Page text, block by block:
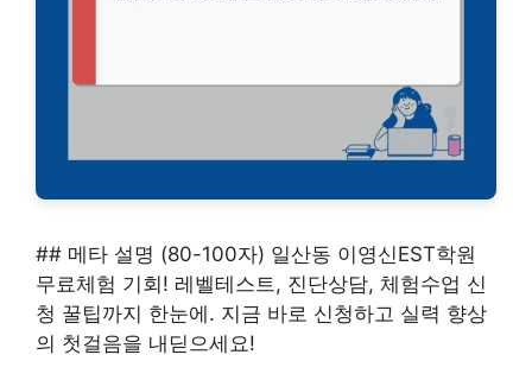
## 메타 설명 (80-100자) 일산동 이영신EST학원
무료체험 기회! 레벨테스트, 진단상담, 체험수업 신
청 꿀팁까지 한눈에. 지금 바로 신청하고 실력 향상
의 첫걸음을 내딛으세요!